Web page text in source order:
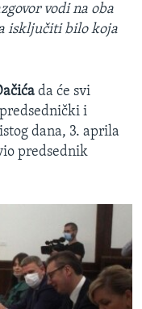
vodi na oba
isključiti bilo koja
da će svi
i
dana, 3. aprila
predsednik